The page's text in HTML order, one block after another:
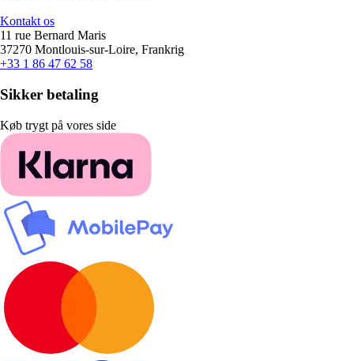
Kontakt os
11 rue Bernard Maris
37270 Montlouis-sur-Loire, Frankrig
+33 1 86 47 62 58
Sikker betaling
Køb trygt på vores side